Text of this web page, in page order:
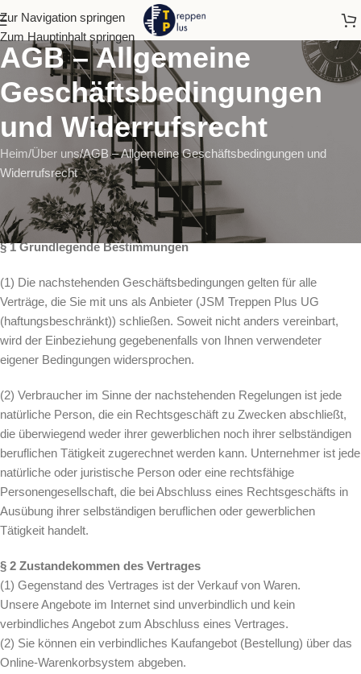
Zur Navigation springen
Zum Hauptinhalt springen
AGB – Allgemeine
Geschäftsbedingungen
und Widerrufsrecht
Heim Über uns AGB – Allgemeine Geschäftsbedingungen und
Widerrufsrecht
Allgemeine Geschäftsbedingungen und Kundeninformationen
I. Allgemeine Geschäftsbedingungen
§ 1 Grundlegende Bestimmungen
(1) Die nachstehenden Geschäftsbedingungen gelten für alle
Verträge, die Sie mit uns als Anbieter (JSM Treppen Plus UG
(haftungsbeschränkt)) schließen. Soweit nicht anders vereinbart,
wird der Einbeziehung gegebenenfalls von Ihnen verwendeter
eigener Bedingungen widersprochen.
(2) Verbraucher im Sinne der nachstehenden Regelungen ist jede
natürliche Person, die ein Rechtsgeschäft zu Zwecken abschließt,
die überwiegend weder ihrer gewerblichen noch ihrer selbständigen
beruflichen Tätigkeit zugerechnet werden kann. Unternehmer ist jede
natürliche oder juristische Person oder eine rechtsfähige
Personengesellschaft, die bei Abschluss eines Rechtsgeschäfts in
Ausübung ihrer selbständigen beruflichen oder gewerblichen
Tätigkeit handelt.
§ 2 Zustandekommen des Vertrages
(1) Gegenstand des Vertrages ist der Verkauf von Waren.
Unsere Angebote im Internet sind unverbindlich und kein
verbindliches Angebot zum Abschluss eines Vertrages.
(2) Sie können ein verbindliches Kaufangebot (Bestellung) über das
Online-Warenkorbsystem abgeben.